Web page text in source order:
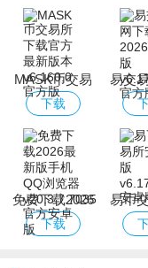
MASK币交易
所下载官方最
新版本
下载
易交
2026
免费下载2026
最新版手机
下载
易币